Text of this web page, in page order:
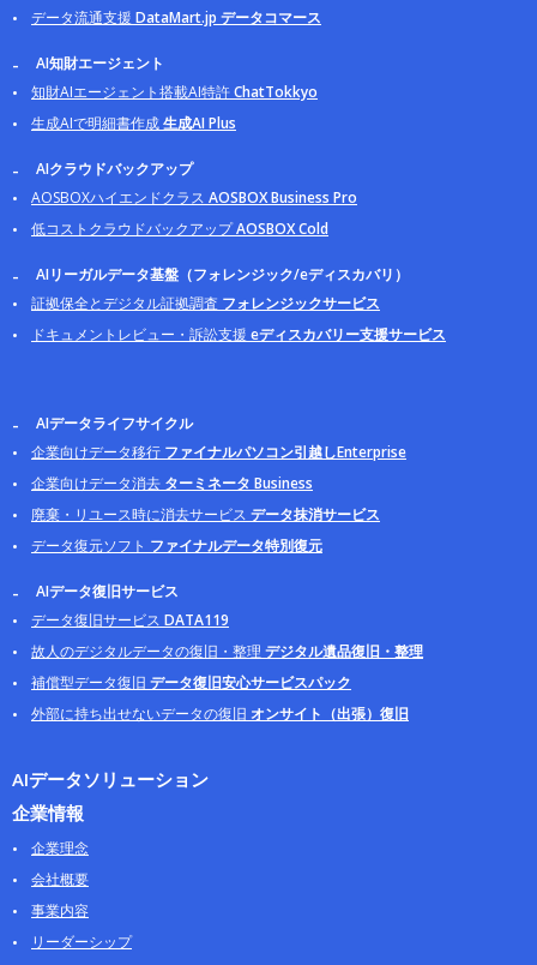
データ流通支援 DataMart.jp データコマース
AI知財エージェント
知財AIエージェント搭載AI特許ChatTokkyo
生成AIで明細書作成生成AI Plus
AIクラウドバックアップ
AOSBOXハイエンドクラス AOSBOX Business Pro
低コストクラウドバックアップAOSBOX Cold
AIリーガルデータ基盤（フォレンジック/eディスカバリ）
証拠保全とデジタル証拠調査 フォレンジックサービス
ドキュメントレビュー・訴訟支援 eディスカバリー支援サービス
AIデータライフサイクル
企業向けデータ移行 ファイナルパソコン引越しEnterprise
企業向けデータ消去 ターミネータ Business
廃棄・リユース時に消去サービス データ抹消サービス
データ復元ソフト ファイナルデータ特別復元
AIデータ復旧サービス
データ復旧サービス DATA119
故人のデジタルデータの復旧・整理 デジタル遺品復旧・整理
補償型データ復旧 データ復旧安心サービスパック
外部に持ち出せないデータの復旧 オンサイト（出張）復旧
AIデータソリューション
企業情報
企業理念
会社概要
事業内容
リーダーシップ